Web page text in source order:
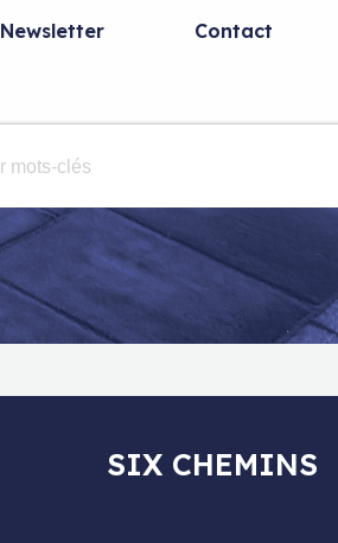
Newsletter Contact
SIX CHEMINS